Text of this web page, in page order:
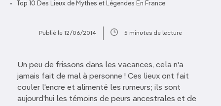
Top 10 Des Lieux de Mythes et Légendes En France
Publié le 12/06/2014 5 minutes de lecture
Un peu de frissons dans les vacances, cela n'a
jamais fait de mal à personne ! Ces lieux ont fait
couler l'encre et alimenté les rumeurs; ils sont
aujourd'hui les témoins de peurs ancestrales et de